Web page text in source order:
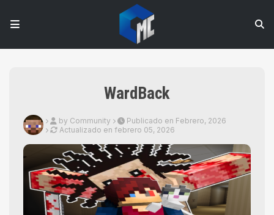
WardBack
by Community
Publicado en Febrero, 2026
Actualizado en febrero 05, 2026